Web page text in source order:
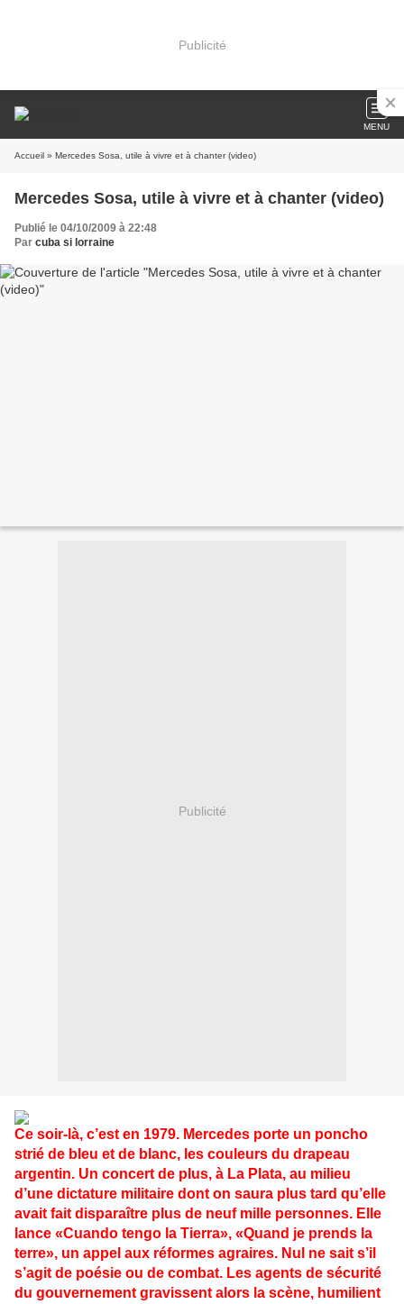
Publicité
MENU
Accueil » Mercedes Sosa, utile à vivre et à chanter (video)
Mercedes Sosa, utile à vivre et à chanter (video)
Publié le 04/10/2009 à 22:48
Par cuba si lorraine
Publicité
Ce soir-là, c’est en 1979. Mercedes porte un poncho
strié de bleu et de blanc, les couleurs du drapeau
argentin. Un concert de plus, à La Plata, au milieu
d’une dictature militaire dont on saura plus tard qu’elle
avait fait disparaître plus de neuf mille personnes. Elle
lance «Cuando tengo la Tierra», «Quand je prends la
terre», un appel aux réformes agraires. Nul ne sait s’il
s’agit de poésie ou de combat. Les agents de sécurité
du gouvernement gravissent alors la scène, humilient